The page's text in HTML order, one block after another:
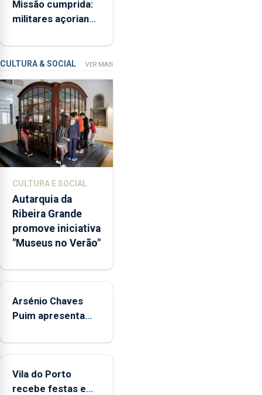
iniciativa
“Museus
Verão”,
que
garante
a
abertura
dos
museus
e
núcleos
integrados
na
Rede
Municipal
de
aos
durante
o
de
entre
as
ME
Missão cumprida:
militares açorianos
missão na Roménia
CULTURA & SOCIAL VER MAIS
CULTURA E SOCIAL
Autarquia da
Ribeira Grande
promove iniciativa
"Museus no Verão"
Arsénio Chaves
Puim apresenta
de Vila do Porto
Vila do Porto
recebe festas em